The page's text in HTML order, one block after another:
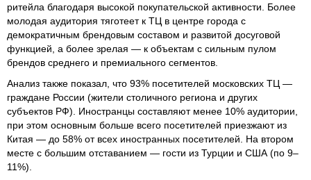
ритейла благодаря высокой покупательской активности. Более
молодая аудитория тяготеет к ТЦ в центре города с
демократичным брендовым составом и развитой досуговой
функцией, а более зрелая — к объектам с сильным пулом
брендов среднего и премиального сегментов.
Анализ также показал, что 93% посетителей московских ТЦ —
граждане России (жители столичного региона и других
субъектов РФ). Иностранцы составляют менее 10% аудитории,
при этом основным больше всего посетителей приезжают из
Китая — до 58% от всех иностранных посетителей. На втором
месте с большим отставанием — гости из Турции и США (по 9–
11%).